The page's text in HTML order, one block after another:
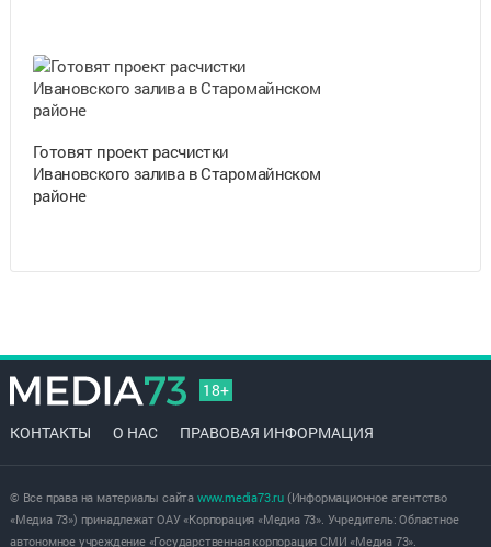
Готовят проект расчистки
Ивановского залива в Старомайнском
районе
18+
КОНТАКТЫ О НАС ПРАВОВАЯ ИНФОРМАЦИЯ
© Все права на материалы сайта www.media73.ru(Информационное агентство
«Медиа 73») принадлежат ОАУ «Корпорация «Медиа 73». Учредитель: Областное
автономное учреждение «Государственная корпорация СМИ «Медиа 73».